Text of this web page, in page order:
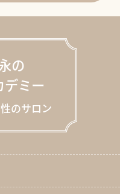
の
ミー
のサロン